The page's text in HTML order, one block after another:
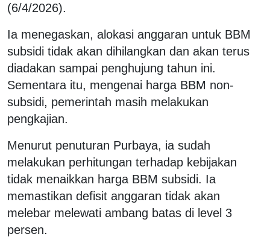
(6/4/2026).
Ia menegaskan, alokasi anggaran untuk BBM
subsidi tidak akan dihilangkan dan akan terus
diadakan sampai penghujung tahun ini.
Sementara itu, mengenai harga BBM non-
subsidi, pemerintah masih melakukan
pengkajian.
Menurut penuturan Purbaya, ia sudah
melakukan perhitungan terhadap kebijakan
tidak menaikkan harga BBM subsidi. Ia
memastikan defisit anggaran tidak akan
melebar melewati ambang batas di level 3
persen.